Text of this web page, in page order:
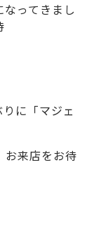
ってきまし
に「マジェ
お来店をお待